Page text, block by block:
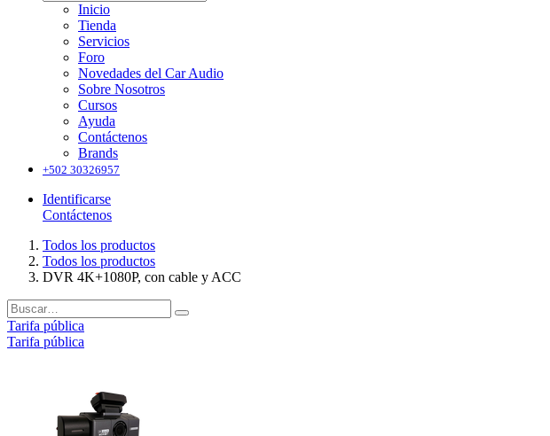
Inicio
Tienda
Servicios
Foro
Novedades del Car Audio
Sobre Nosotros
Cursos
Ayuda
Contáctenos
Brands
+502 30326957
Identificarse
Contáctenos
Todos los productos
Todos los productos
DVR 4K+1080P, con cable y ACC
Tarifa pública
Tarifa pública